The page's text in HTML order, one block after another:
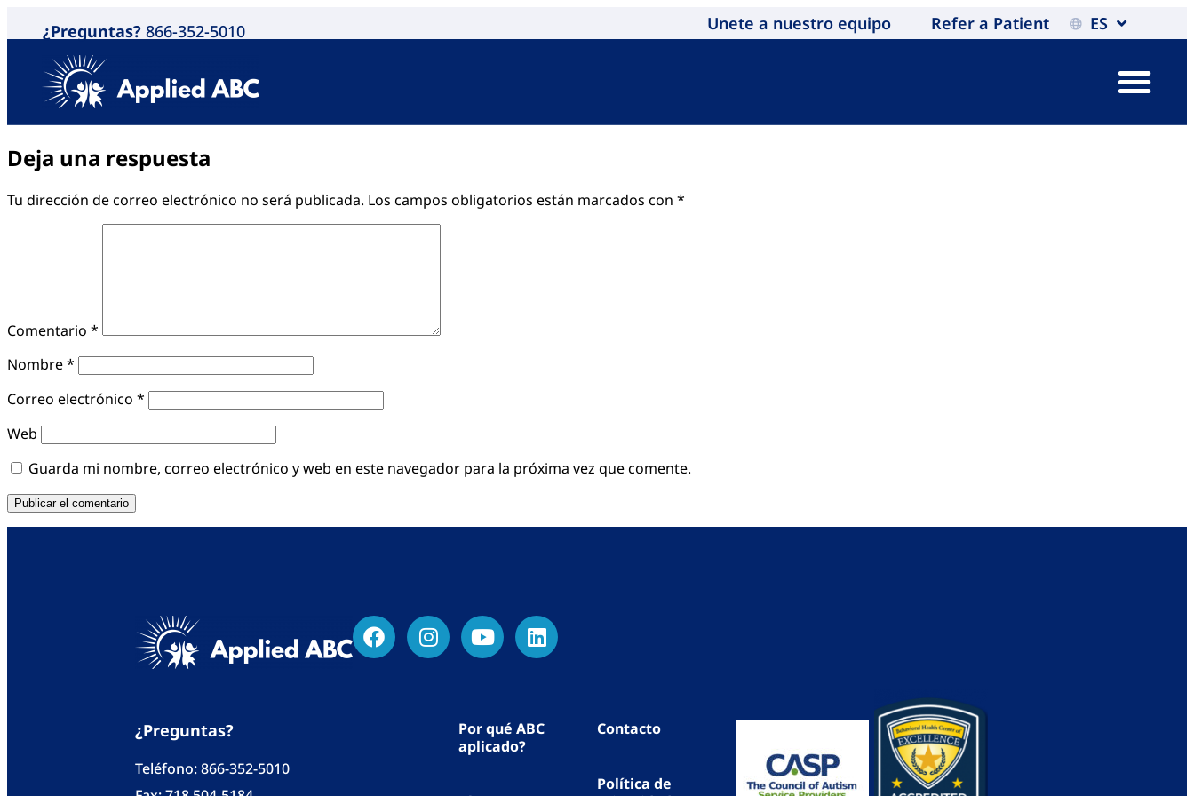
¿Preguntas? 866-352-5010 Unete a nuestro equipo Refer a Patient ES
Deja una respuesta
Tu dirección de correo electrónico no será publicada. Los campos obligatorios están marcados con *
Comentario *
Nombre*
Correo electrónico *
Web
Guarda mi nombre, correo electrónico y web en este navegador para la próxima vez que comente.
¿Preguntas?
Teléfono:866-352-5010
Por qué ABC
aplicado?
Contacto
Política de